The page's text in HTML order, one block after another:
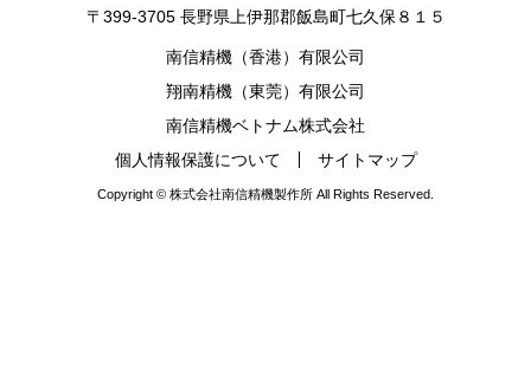
〒399-3705 長野県上伊那郡飯島町七久保８１５
南信精機（香港）有限公司
翔南精機（東莞）有限公司
南信精機ベトナム株式会社
個人情報保護について
サイトマップ
Copyright © 株式会社南信精機製作所 All Rights Reserved.